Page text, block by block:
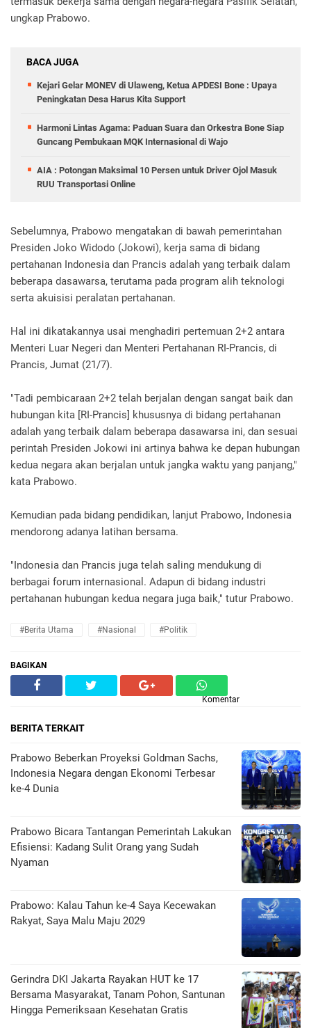
ungkap Prabowo.
BACA JUGA
Kejari Gelar MONEV di Ulaweng, Ketua APDESI Bone : Upaya
Peningkatan Desa Harus Kita Support
Harmoni Lintas Agama: Paduan Suara dan Orkestra Bone Siap
Guncang Pembukaan MQK Internasional di Wajo
AIA : Potongan Maksimal 10 Persen untuk Driver Ojol Masuk
RUU Transportasi Online
Sebelumnya, Prabowo mengatakan di bawah pemerintahan
Presiden Joko Widodo (Jokowi), kerja sama di bidang
pertahanan Indonesia dan Prancis adalah yang terbaik dalam
beberapa dasawarsa, terutama pada program alih teknologi
serta akuisisi peralatan pertahanan.
Hal ini dikatakannya usai menghadiri pertemuan 2+2 antara
Menteri Luar Negeri dan Menteri Pertahanan RI-Prancis, di
Prancis, Jumat (21/7).
"Tadi pembicaraan 2+2 telah berjalan dengan sangat baik dan
hubungan kita [RI-Prancis] khususnya di bidang pertahanan
adalah yang terbaik dalam beberapa dasawarsa ini, dan sesuai
perintah Presiden Jokowi ini artinya bahwa ke depan hubungan
kedua negara akan berjalan untuk jangka waktu yang panjang,"
kata Prabowo.
Kemudian pada bidang pendidikan, lanjut Prabowo, Indonesia
mendorong adanya latihan bersama.
"Indonesia dan Prancis juga telah saling mendukung di
berbagai forum internasional. Adapun di bidang industri
pertahanan hubungan kedua negara juga baik," tutur Prabowo.
#Berita Utama #Nasional #Politik
BAGIKAN
Komentar
BERITA TERKAIT
Prabowo Beberkan Proyeksi Goldman Sachs,
Indonesia Negara dengan Ekonomi Terbesar
ke-4 Dunia
Prabowo Bicara Tantangan Pemerintah Lakukan
Efisiensi: Kadang Sulit Orang yang Sudah
Nyaman
Prabowo: Kalau Tahun ke-4 Saya Kecewakan
Rakyat, Saya Malu Maju 2029
Gerindra DKI Jakarta Rayakan HUT ke 17
Bersama Masyarakat, Tanam Pohon, Santunan
Hingga Pemeriksaan Kesehatan Gratis